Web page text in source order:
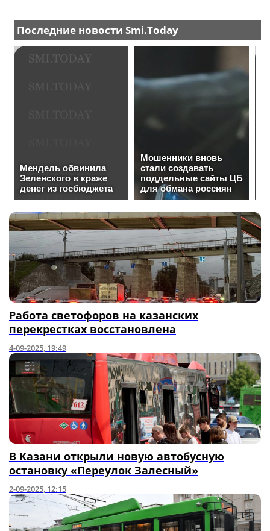
Работа светофоров на казанских
перекрестках восстановлена
4-09-2025, 19:49
В Казани открыли новую автобусную
остановку «Переулок Залесный»
2-09-2025, 12:15